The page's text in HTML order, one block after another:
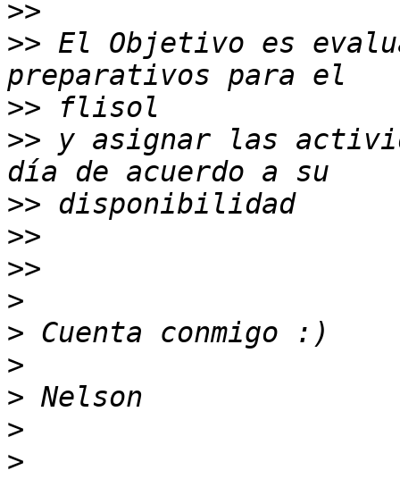
>>
>> El Objetivo es
>>
>> y asignar las
>>
>>
>>
>
>
>
>
>
>